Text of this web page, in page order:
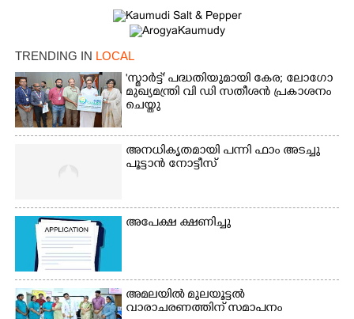
TRENDING IN LOCAL
'സ്മാർട്ട്' പദ്ധതിയുമായി കേര; ലോഗോ
മുഖ്യമന്ത്രി വി ഡി സതീശൻ പ്രകാശനം
ചെയ്തു
അനധികൃതമായി പന്നി ഫാം അടച്ചു
പൂട്ടാൻ നോട്ടീസ്
അപേക്ഷ ക്ഷണിച്ചു
അമലയിൽ മുലയൂട്ടൽ
വാരാചരണത്തിന് സമാപനം
Copy Link